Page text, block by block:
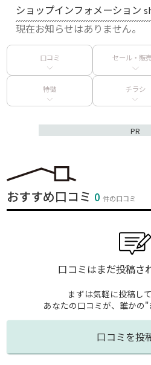
ショップインフォメーション
現在お知らせはありません。
口コミ セール・販
特徴 チラシ
PR
おすすめ口コミ 0件の口コミ
口コミはまだ投稿さ
まずは気軽に投稿し
あなたの口コミが、誰かの
口コミを投